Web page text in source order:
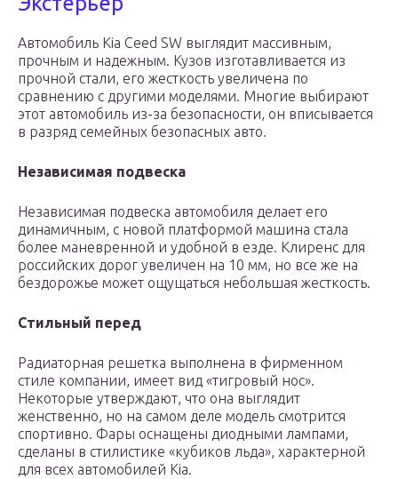
Автомобиль Kia Ceed SW выглядит массивным,
прочным и надежным. Кузов изготавливается из
прочной стали, его жесткость увеличена по
сравнению с другими моделями. Многие выбирают
этот автомобиль из-за безопасности, он вписывается
в разряд семейных безопасных авто.
Независимая подвеска
Независимая подвеска автомобиля делает его
динамичным, с новой платформой машина стала
более маневренной и удобной в езде. Клиренс для
российских дорог увеличен на 10 мм, но все же на
бездорожье может ощущаться небольшая жесткость.
Стильный перед
Радиаторная решетка выполнена в фирменном
стиле компании, имеет вид «тигровый нос».
Некоторые утверждают, что она выглядит
женственно, но на самом деле модель смотрится
спортивно. Фары оснащены диодными лампами,
сделаны в стилистике «кубиков льда», характерной
для всех автомобилей Kia.